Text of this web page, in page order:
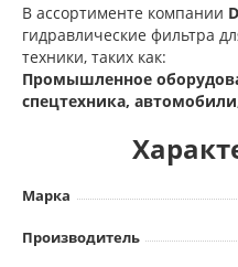
В ассортименте компании
гидравлические фильтра
техники, таких как:
Промышленное
спецтехника,
Марка
Производитель